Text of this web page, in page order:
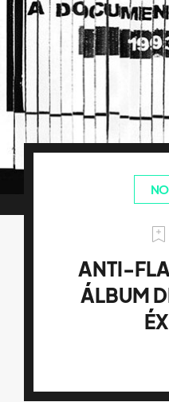
ANTI-
ÁLBUM